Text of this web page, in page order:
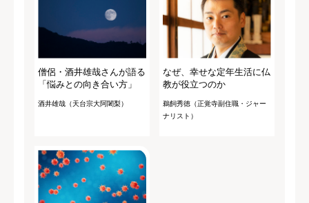
僧侶・酒井雄哉さんが語る
「悩みとの向き合い方」
酒井雄哉（天台宗大阿闍梨）
なぜ、幸せな定年生活に仏
教が役立つのか
鵜飼秀徳（正覚寺副住職・ジャー
ナリスト）